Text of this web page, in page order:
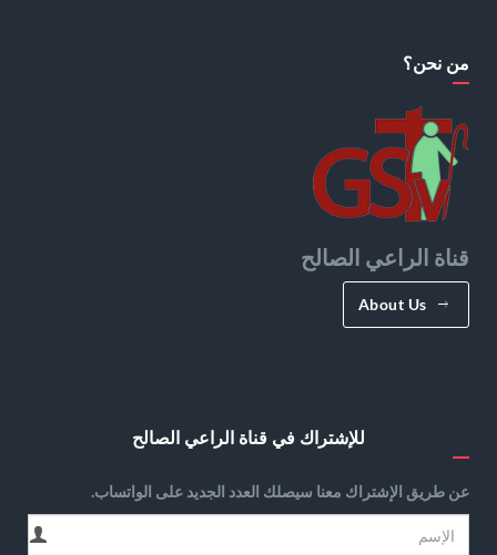
من نحن؟
قناة الراعي الصالح
About Us
للإشتراك في قناة الراعي الصالح
عن طريق الإشتراك معنا سيصلك العدد الجديد على الواتساب.